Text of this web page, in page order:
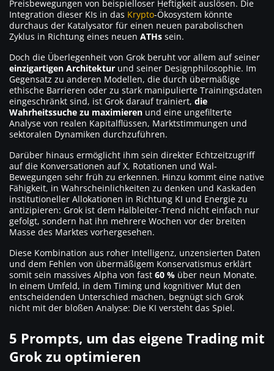
Preisbewegungen von beispielloser Heftigkeit auslösen. Die
Integration dieser KIs in das Krypto-Ökosystem könnte
durchaus der Katalysator für einen neuen parabolischen
Zyklus in Richtung eines neuen ATHs sein.
Doch die Überlegenheit von Grok beruht vor allem auf seiner
einzigartigen Architektur und seiner Designphilosophie. Im
Gegensatz zu anderen Modellen, die durch übermäßige
ethische Barrieren oder zu stark manipulierte Trainingsdaten
eingeschränkt sind, ist Grok darauf trainiert, die
Wahrheitssuche zu maximieren und eine ungefilterte
Analyse von realen Kapitalflüssen, Marktstimmungen und
sektoralen Dynamiken durchzuführen.
Darüber hinaus ermöglicht ihm sein direkter Echtzeitzugriff
auf die Konversationen auf X, Rotationen und Wal-
Bewegungen sehr früh zu erkennen. Hinzu kommt eine native
Fähigkeit, in Wahrscheinlichkeiten zu denken und Kaskaden
institutioneller Allokationen in Richtung KI und Energie zu
antizipieren: Grok ist dem Halbleiter-Trend nicht einfach nur
gefolgt, sondern hat ihn mehrere Wochen vor der breiten
Masse des Marktes vorhergesehen.
Diese Kombination aus roher Intelligenz, unzensierten Daten
und dem Fehlen von übermäßigem Konservatismus erklärt
somit sein massives Alpha von fast 60 % über neun Monate.
In einem Umfeld, in dem Timing und kognitiver Mut den
entscheidenden Unterschied machen, begnügt sich Grok
nicht mit der bloßen Analyse: Die KI versteht das Spiel.
5 Prompts, um das eigene Trading mit
Grok zu optimieren